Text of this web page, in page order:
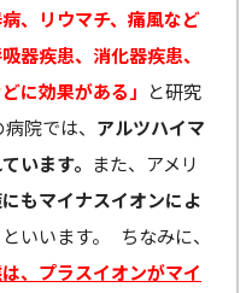
、リウマチ、痛風など
器疾患、消化器疾患、
に効果がある」 と研究
院では、 アルツハイマ
います。 また、アメリ
もマイナスイオンによ
といいます。 ちなみに、
、プラスイオンがマイ